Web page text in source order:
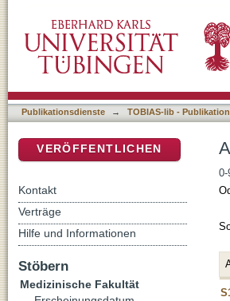
Publikationsdienste → TOBIAS-lib -
0-
VERÖFFENTLICHEN
Kontakt
Verträge
Hilfe und Informationen
Stöbern
Medizinische Fakultät